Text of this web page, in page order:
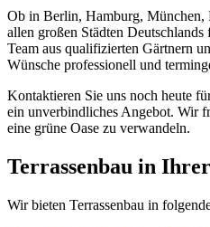
Ob in Berlin, Hamburg,
allen großen Städten Deutschlands
Team aus qualifizierten Gärtnern
Wünsche professionell und
Kontaktieren Sie uns noch heute
ein unverbindliches Angebot. Wir
eine grüne Oase zu verwandeln.
Terrassenbau in
Wir bieten Terrassenbau in